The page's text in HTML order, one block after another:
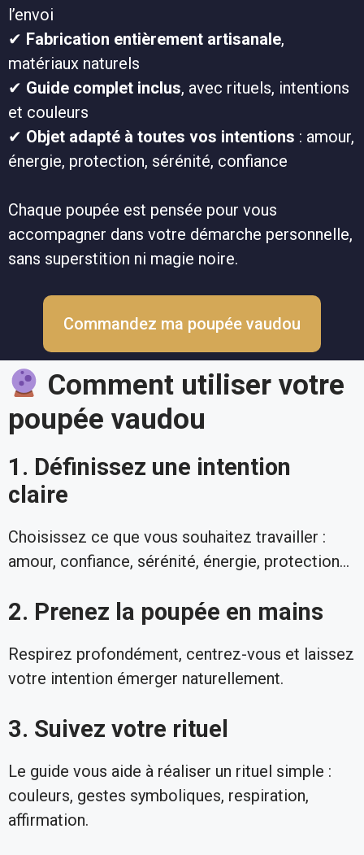
l’envoi
✔ Fabrication entièrement artisanale,
matériaux naturels
✔ Guide complet inclus, avec rituels, intentions
et couleurs
✔ Objet adapté à toutes vos intentions : amour,
énergie, protection, sérénité, confiance
Chaque poupée est pensée pour vous
accompagner dans votre démarche personnelle,
sans superstition ni magie noire.
Commandez ma poupée vaudou
Comment utiliser votre
poupée vaudou
1. Définissez une intention
claire
Choisissez ce que vous souhaitez travailler :
amour, confiance, sérénité, énergie, protection…
2. Prenez la poupée en mains
Respirez profondément, centrez-vous et laissez
votre intention émerger naturellement.
3. Suivez votre rituel
Le guide vous aide à réaliser un rituel simple :
couleurs, gestes symboliques, respiration,
affirmation.